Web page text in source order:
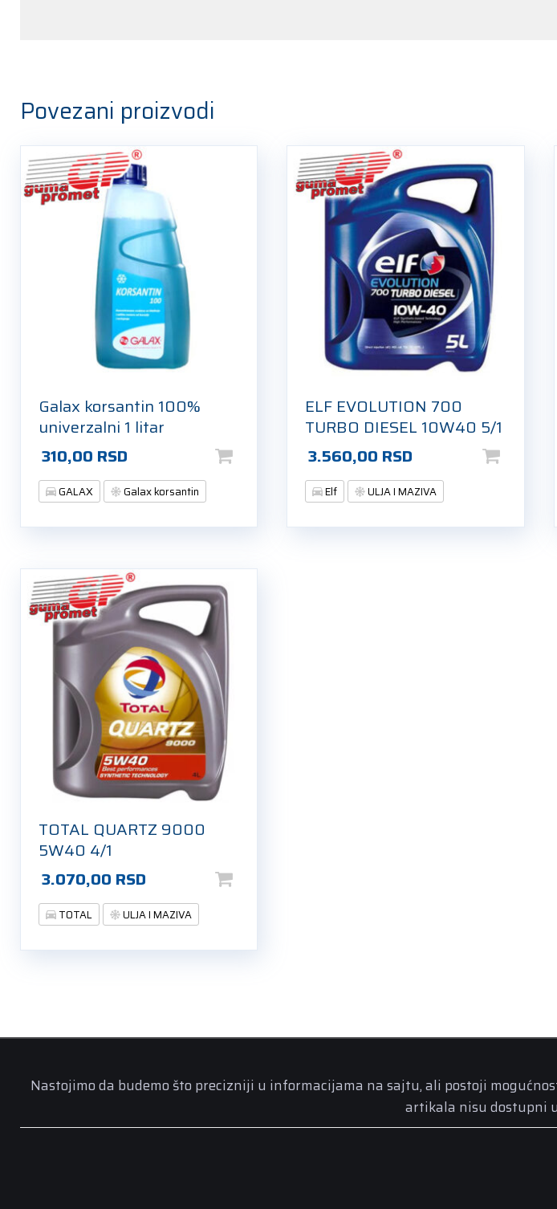
Povezani proizvodi
Galax korsantin 100%
univerzalni 1 litar
310,00 RSD
GALAX Galax korsantin
ELF EVOLUTION 700
TURBO DIESEL 10W40 5/1
3.560,00 RSD
Elf ULJA I MAZIVA
TOTAL QUARTZ 9000
5W40 4/1
3.070,00 RSD
TOTAL ULJA I MAZIVA
Nastojimo da budemo što precizniji u informacijama na sajtu, ali postoji
artikala nisu dostupni